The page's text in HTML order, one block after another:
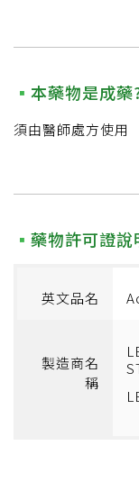
本藥物是成藥
須由醫師處方使用
藥物許可證說
英文品名
製造商名
稱